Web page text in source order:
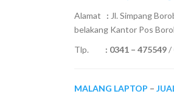
Alamat : Jl. Simpang
belakang Kantor Pos
Tlp. : 0341 – 475549/
MALANG LAPTOP –